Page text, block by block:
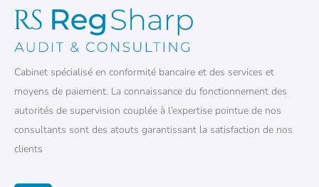
Cabinet spécialisé en conformité bancaire et des services et
moyens de paiement. La connaissance du fonctionnement des
autorités de supervision couplée à l’expertise pointue de nos
consultants sont des atouts garantissant la satisfaction de nos
clients